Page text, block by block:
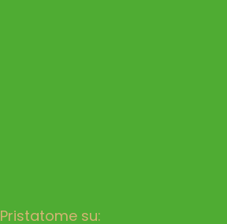
Pristatome su: